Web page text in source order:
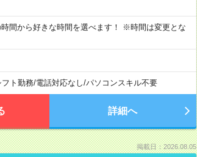
間から好きな時間を選べます！ ※時間は変更とな
フト勤務/電話対応なし/パソコンスキル不要
詳細へ
掲載日：2026.08.05